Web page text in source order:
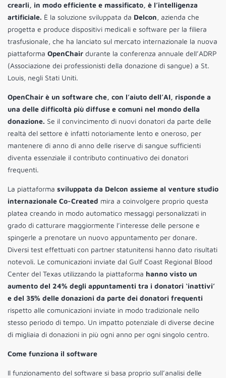
crearli, in modo efficiente e massificato, è l’intelligenza
artificiale. È la soluzione sviluppata da Delcon, azienda che
progetta e produce dispositivi medicali e software per la filiera
trasfusionale, che ha lanciato sul mercato internazionale la nuova
piattaforma OpenChair durante la conferenza annuale dell’ADRP
(Associazione dei professionisti della donazione di sangue) a St.
Louis, negli Stati Uniti.
OpenChair è un software che, con l’aiuto dell’AI, risponde a
una delle difficoltà più diffuse e comuni nel mondo della
donazione. Se il convincimento di nuovi donatori da parte delle
realtà del settore è infatti notoriamente lento e oneroso, per
mantenere di anno di anno delle riserve di sangue sufficienti
diventa essenziale il contributo continuativo dei donatori
frequenti.
La piattaforma sviluppata da Delcon assieme al venture studio
internazionale Co-Created mira a coinvolgere proprio questa
platea creando in modo automatico messaggi personalizzati in
grado di catturare maggiormente l’interesse delle persone e
spingerle a prenotare un nuovo appuntamento per donare.
Diversi test effettuati con partner statunitensi hanno dato risultati
notevoli. Le comunicazioni inviate dal Gulf Coast Regional Blood
Center del Texas utilizzando la piattaforma hanno visto un
aumento del 24% degli appuntamenti tra i donatori ‘inattivi’
e del 35% delle donazioni da parte dei donatori frequenti
rispetto alle comunicazioni inviate in modo tradizionale nello
stesso periodo di tempo. Un impatto potenziale di diverse decine
di migliaia di donazioni in più ogni anno per ogni singolo centro.
Come funziona il software
Il funzionamento del software si basa proprio sull’analisi delle